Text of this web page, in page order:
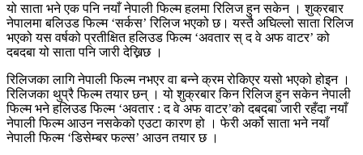
यो साता भने एक पनि नयाँ नेपाली फिल्म हलमा रिलिज हुन सकेन । शुक्रबार
नेपालमा बलिउड फिल्म ‘सर्कस’ रिलिज भएको छ। यस्तै अघिल्लो साता रिलिज
भएको यस वर्षको प्रतीक्षित हलिउड फिल्म ‘अवतार स् द वे अफ वाटर’ को
दबदबा यो साता पनि जारी देख्निछ ।
रिलिजका लागि नेपाली फिल्म नभएर वा बन्ने क्रम रोकिएर यसो भएको होइन ।
रिलिजका थुप्रै फिल्म तयार छन् । यो शुक्रबार किन रिलिज हुन सकेन नेपाली
फिल्म भने हलिउड फिल्म ‘अवतार : द वे अफ वाटर’को दबदबा जारी रहँदा नयाँ
नेपाली फिल्म आउन नसकेको एउटा कारण हो । फेरी अर्को साता भने नयाँ
नेपाली फिल्म ‘डिसेम्बर फल्स’ आउन तयार छ ।